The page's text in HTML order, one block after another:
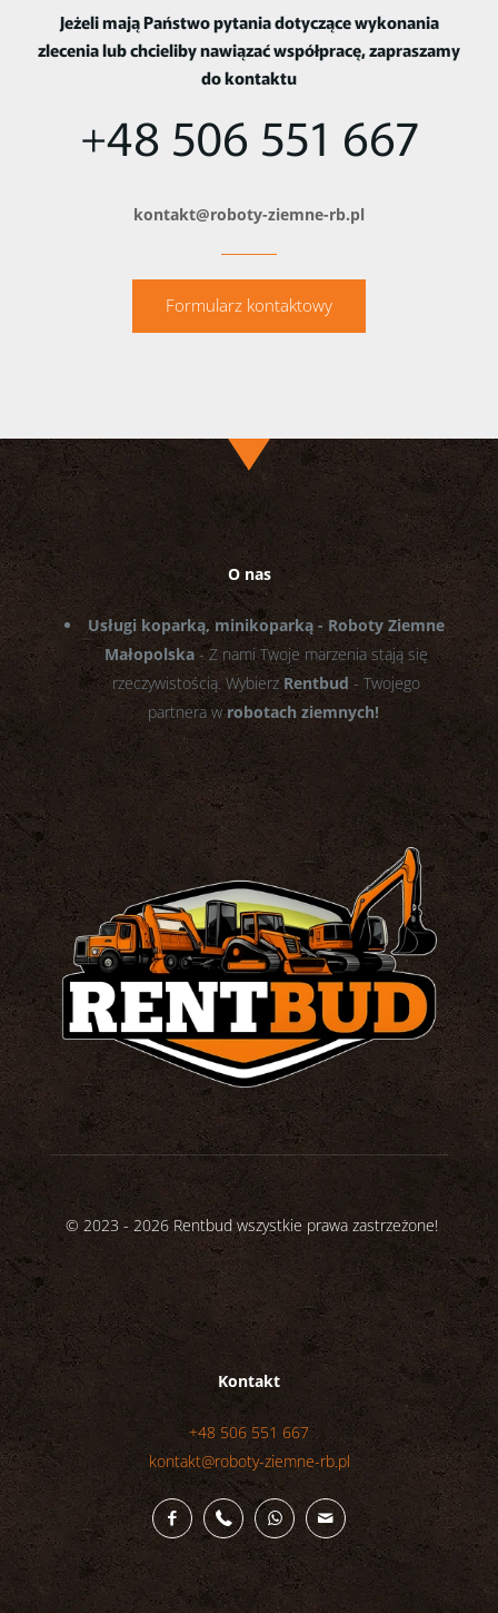
Jeżeli mają Państwo pytania dotyczące wykonania
zlecenia lub chcieliby nawiązać współpracę, zapraszamy
do kontaktu
+48 506 551 667
kontakt@roboty-ziemne-rb.pl
Formularz kontaktowy
O nas
Usługi koparką, minikoparką - Roboty Ziemne
Małopolska- Z nami Twoje marzenia stają się
rzeczywistością. WybierzRentbud - Twojego
partnera wrobotach ziemnych!
© 2023 - 2026 Rentbud wszystkie prawa zastrzeżone!
Kontakt
+48 506 551 667
kontakt@roboty-ziemne-rb.pl